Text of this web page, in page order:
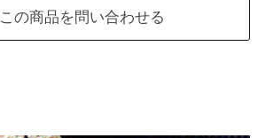
この商品を問い合わせる